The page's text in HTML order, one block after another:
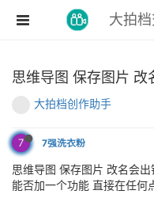
大拍
思维导图 保存图片 改
大拍档创作助手
7 7强洗衣粉
思维导图 保存图片 改名会出
能否加一个功能 直接在任何